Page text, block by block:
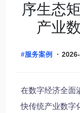
序生态
产业
#服务案例 ·
在数字经济全面
快传统产业数字